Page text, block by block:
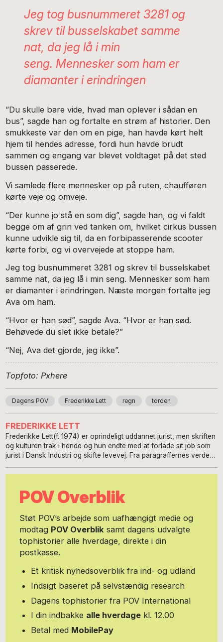
Jeg tog busnummeret 3281 og
skrev til busselskabet samme
nat, da jeg lå i min
seng. Mennesker som ham er
diamanter i erindringen
“Du skulle bare vide, hvad man oplever i sådan en
bus”, sagde han og fortalte en strøm af historier. Den
smukkeste var den om en pige, han havde kørt helt
hjem til hendes adresse, fordi hun havde brudt
sammen og engang var blevet voldtaget på det sted
bussen passerede.
Vi samlede flere mennesker op på ruten, chaufføren
kørte veje og omveje.
“Der kunne jo stå en som dig”, sagde han, og vi faldt
begge om af grin ved tanken om, hvilket cirkus bussen
kunne udvikle sig til, da en forbipasserende scooter
kørte forbi, og vi overvejede at stoppe ham.
Jeg tog busnummeret 3281 og skrev til busselskabet
samme nat, da jeg lå i min seng. Mennesker som ham
er diamanter i erindringen. Næste morgen fortalte jeg
Ava om ham.
“Hvor er han sød”, sagde Ava. “Hvor er han sød.
Behøvede du slet ikke betale?”
“Nej, Ava det gjorde, jeg ikke”. ​
Topfoto: Pxhere
Dagens POV Frederikke Lett regn torden
FREDERIKKE LETT
Frederikke Lett(f. 1974) er oprindeligt uddannet jurist, men skriften
og kulturen trak i hende og hun endte med at forlade sit job som
jurist i Dansk Industri og skifte levevej. Fra paragraffernes verden
skrevet for adskillige film-medier og er fast klummeskribent på
Frederikkes fokus.
POV Overblik
Støt POV’s arbejde som uafhængigt medie og
modtag POV Overbliksamt dagens udvalgte
tophistorier alle hverdage, direkte i din
postkasse.
Et kritisk nyhedsoverblik fra ind- og udland
Indsigt baseret på selvstændig research
Dagens tophistorier fra POV International
I din indbakke alle hverdage kl. 12.00
Betal med MobilePay